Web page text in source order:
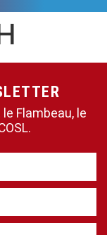
Flambeau, le